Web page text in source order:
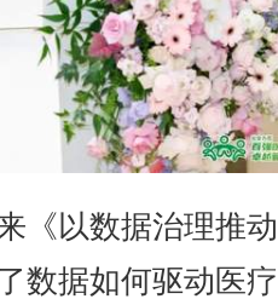
《以数据治理推
数据如何驱动医